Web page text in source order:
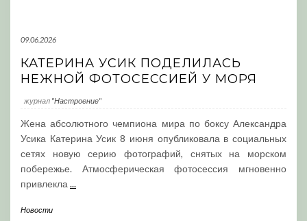
09.06.2026
КАТЕРИНА УСИК ПОДЕЛИЛАСЬ
НЕЖНОЙ ФОТОСЕССИЕЙ У МОРЯ
журнал "Настроение"
Жена абсолютного чемпиона мира по боксу Александра
Усика Катерина Усик 8 июня опубликовала в социальных
сетях новую серию фотографий, снятых на морском
побережье. Атмосферическая фотосессия мгновенно
привлекла ...
Новости